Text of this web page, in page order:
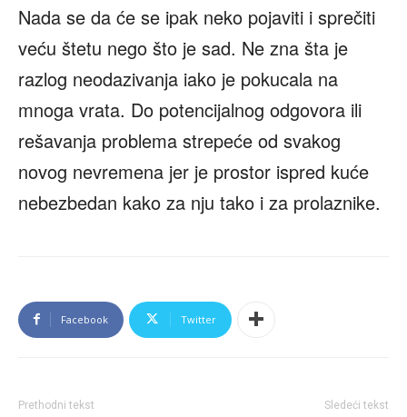
Nada se da će se ipak neko pojaviti i sprečiti
veću štetu nego što je sad. Ne zna šta je
razlog neodazivanja iako je pokucala na
mnoga vrata. Do potencijalnog odgovora ili
rešavanja problema strepeće od svakog
novog nevremena jer je prostor ispred kuće
nebezbedan kako za nju tako i za prolaznike.
Facebook Twitter
Prethodni tekst Sledeći tekst